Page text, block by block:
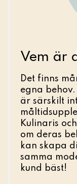
Vem är
Det finns
egna
är särskilt
Kulinaris
om deras
kan skapa
samma
kund bäst!